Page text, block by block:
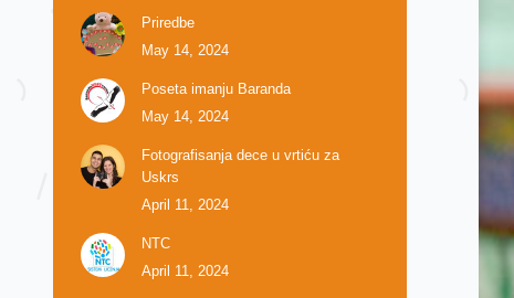
Priredbe
May 14, 2024
Poseta imanju Baranda
May 14, 2024
Fotografisanja dece u vrtiću za
Uskrs
April 11, 2024
NTC
April 11, 2024